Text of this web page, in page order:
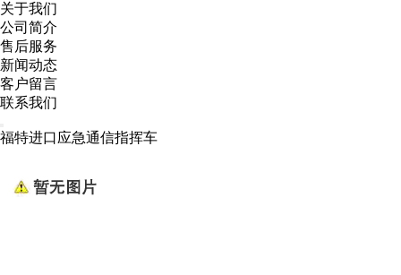
关于我们
公司简介
售后服务
新闻动态
客户留言
联系我们
福特进口应急通信指挥车